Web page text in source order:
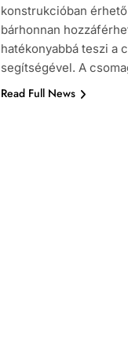
konstrukcióban
bárhonnan
hatékonyabbá teszi a
segítségével. A
Read Full News